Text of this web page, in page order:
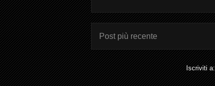
Post più recente
Iscriviti a: